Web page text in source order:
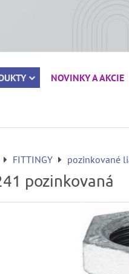
NOVINKY A AKCIE
FITTINGY pozinkované
pozinkovaná